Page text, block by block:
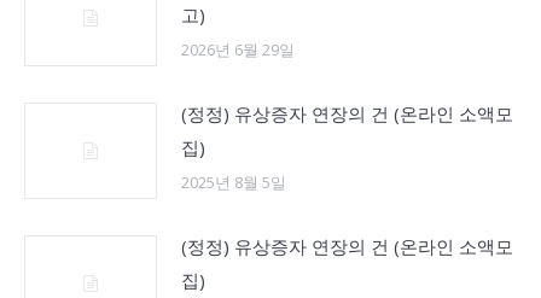
고)
2026년 6월 29일
(정정) 유상증자 연장의 건 (온라인 소액모
집)
2025년 8월 5일
(정정) 유상증자 연장의 건 (온라인 소액모
집)